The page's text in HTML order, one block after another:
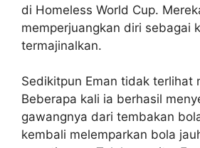
di Homeless World Cup.
memperjuangkan diri sebagai
termajinalkan.
Sedikitpun Eman tidak terlihat
Beberapa kali ia berhasil
gawangnya dari tembakan
kembali melemparkan bola